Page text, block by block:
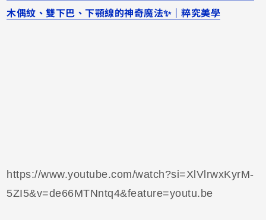
木偶紋、雙下巴、下顎線的神奇魔法✨｜粹究美學
https://www.youtube.com/watch?si=XlVlrwxKyrM-
5ZI5&v=de66MTNntq4&feature=youtu.be